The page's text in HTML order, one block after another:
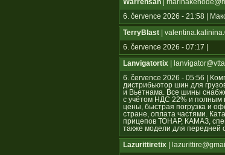
Warrensah |
6. července 2026 - 21:58 |
TerryBlast |
6. července 2026 - 07:17 |
Lanvigatortix |
6. července 2026 - 05:56 |
дистрибьютор шин для
и Вьетнама. Все шины
с учётом НДС 22% и полным
цены, быстрая погрузка и
стране, оплата частями.
прицепов ТОНАР, КАМАЗ,
также модели для передней
Lazurittiretix |